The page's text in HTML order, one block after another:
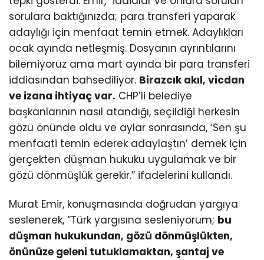
sorulara baktığınızda; para transferi yaparak
adaylığı için menfaat temin etmek. Adaylıkları
ocak ayında netleşmiş. Dosyanın ayrıntılarını
bilemiyoruz ama mart ayında bir para transferi
iddiasından bahsediliyor. Birazcık akıl, vicdan
ve izana ihtiyaç var. CHP’li belediye
başkanlarının nasıl atandığı, seçildiği herkesin
gözü önünde oldu ve aylar sonrasında, ‘Sen şu
menfaati temin ederek adaylaştın’ demek için
gerçekten düşman hukuku uygulamak ve bir
gözü dönmüşlük gerekir.” ifadelerini kullandı.
Murat Emir, konuşmasında doğrudan yargıya
seslenerek, “Türk yargısına sesleniyorum; bu
düşman hukukundan, gözü dönmüşlükten,
önünüze geleni tutuklamaktan, şantaj ve